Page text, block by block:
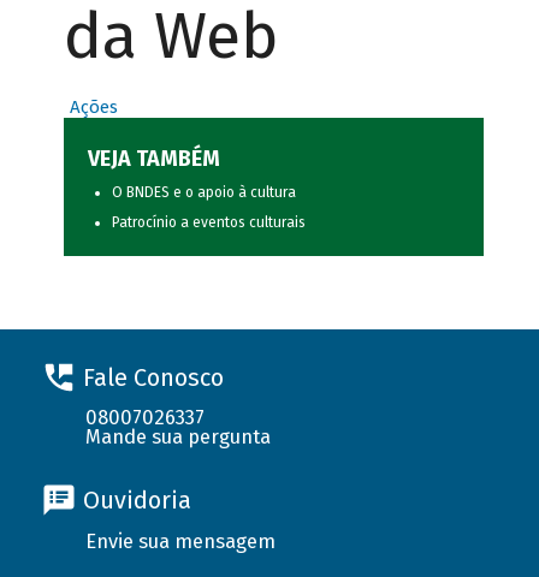
da Web
Ações
VEJA TAMBÉM
O BNDES e o apoio à cultura
Patrocínio a eventos culturais
Fale Conosco
08007026337
Mande sua pergunta
Ouvidoria
Envie sua mensagem